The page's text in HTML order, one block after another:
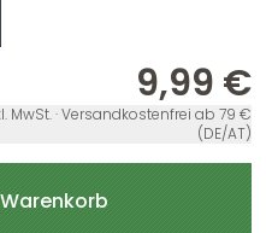
9,99 €
MwSt. · Versandkostenfrei ab 79 €
(DE/AT)